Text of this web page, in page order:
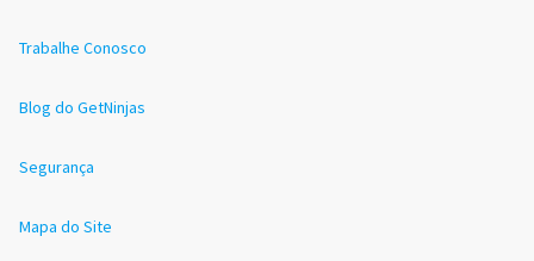
Trabalhe Conosco
Blog do GetNinjas
Segurança
Mapa do Site